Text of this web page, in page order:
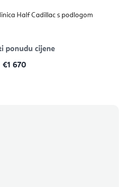
Half Cadillac s podlogom
ponudu cijene
€1 670